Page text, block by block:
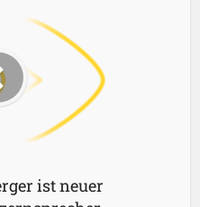
ist neuer